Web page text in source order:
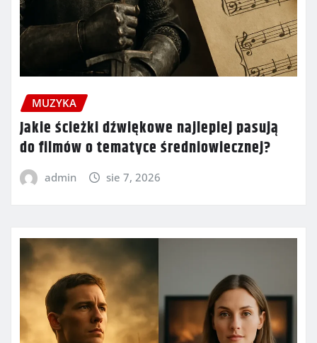
MUZYKA
Jakie ścieżki dźwiękowe najlepiej pasują
do filmów o tematyce średniowiecznej?
admin sie 7, 2026